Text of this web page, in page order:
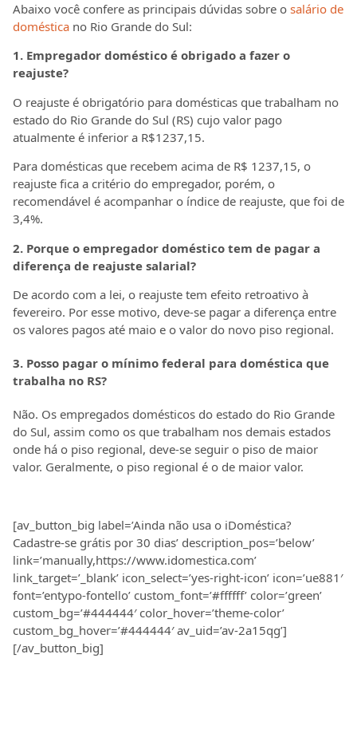
Abaixo você confere as principais dúvidas sobre o salário de
doméstica no Rio Grande do Sul:
1. Empregador doméstico é obrigado a fazer o
reajuste?
O reajuste é obrigatório para domésticas que trabalham no
estado do Rio Grande do Sul (RS) cujo valor pago
atualmente é inferior a R$1237,15.
Para domésticas que recebem acima de R$ 1237,15, o
reajuste fica a critério do empregador, porém, o
recomendável é acompanhar o índice de reajuste, que foi de
3,4%.
2. Porque o empregador doméstico tem de pagar a
diferença de reajuste salarial?
De acordo com a lei, o reajuste tem efeito retroativo à
fevereiro. Por esse motivo, deve-se pagar a diferença entre
os valores pagos até maio e o valor do novo piso regional.
3. Posso pagar o mínimo federal para doméstica que
trabalha no RS?
Não. Os empregados domésticos do estado do Rio Grande
do Sul, assim como os que trabalham nos demais estados
onde há o piso regional, deve-se seguir o piso de maior
valor. Geralmente, o piso regional é o de maior valor.
[av_button_big label=’Ainda não usa o iDoméstica?
Cadastre-se grátis por 30 dias’ description_pos=’below’
link=’manually,https://www.idomestica.com’
link_target=’_blank’ icon_select=’yes-right-icon’ icon=’ue881′
font=’entypo-fontello’ custom_font=’#ffffff’ color=’green’
custom_bg=’#444444′ color_hover=’theme-color’
custom_bg_hover=’#444444′ av_uid=’av-2a15qg’]
[/av_button_big]